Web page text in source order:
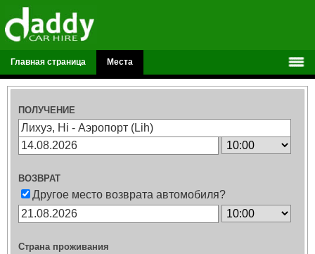
Главная страница Места
ПОЛУЧЕНИЕ
ВОЗВРАТ
Другое место возврата автомобиля?
Страна проживания